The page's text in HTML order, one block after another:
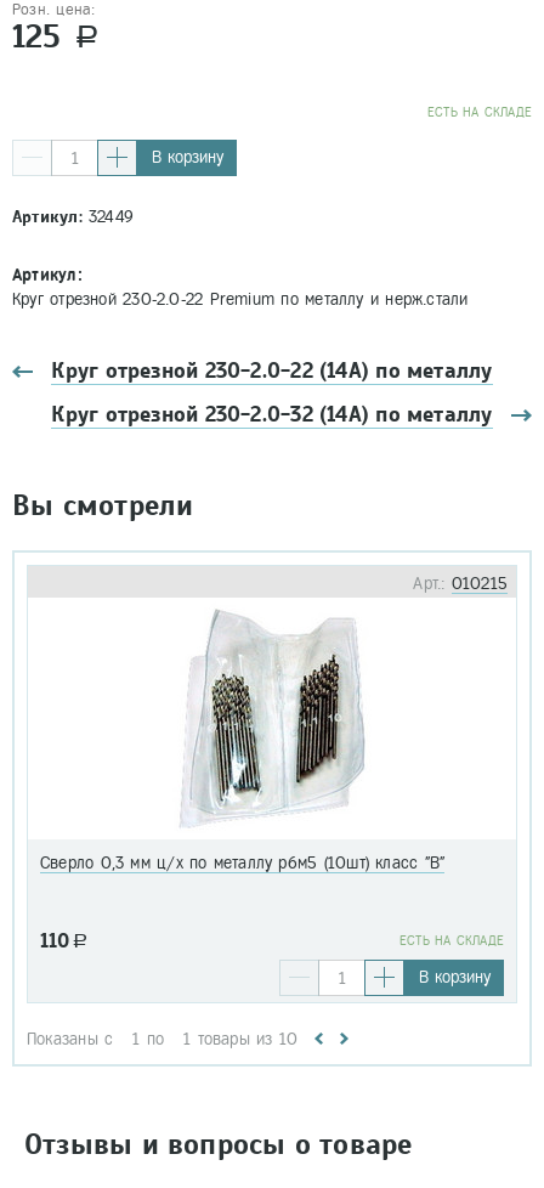
Розн. цена:
125 a
EСТЬ НА СКЛАДЕ
В корзину
Артикул:32449
Артикул:
Круг отрезной 230-2.0-22 Premium по металлу и нерж.стали
Круг отрезной 230-2.0-22 (14А) по металлу
Круг отрезной 230-2.0-32 (14А) по металлу
Вы смотрели
Арт.: 010215
Сверло 0,3 мм ц/х по металлу р6м5 (10шт) класс "В"
110 a EСТЬ НА СКЛАДЕ
В корзину
Показаны с 1 по 1 товары из 10
Отзывы и вопросы о товаре